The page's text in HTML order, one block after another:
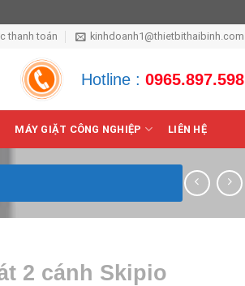
thanh toán kinhdoanh1@thietbithaibinh.com
Hotline : 0965.897.598
MÁY GIẶT CÔNG NGHIỆP LIÊN HỆ
2 cánh Skipio